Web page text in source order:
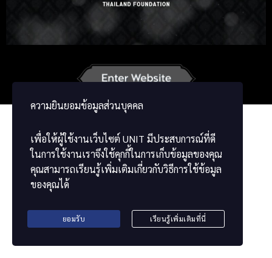
ความยินยอมข้อมูลส่วนบุคคล
เพื่อให้ผู้ใช้งานเว็บไซต์ UNIT มีประสบการณ์ที่ดี
ในการใช้งานเราจึงใช้คุกกี้ในการเก็บข้อมูลของคุณ
คุณสามารถเรียนรู้เพิ่มเติมเกี่ยวกับวิธีการใช้ข้อมูล
ของคุณได้
ยอมรับ เรียนรู้เพิ่มเติมที่นี่
Chinese
ខ្មែរ